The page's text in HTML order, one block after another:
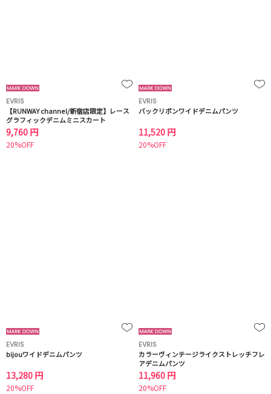
EVRIS
【RUNWAY channel/新宿店限定】レース
グラフィックデニムミニスカート
9,760 円
20%OFF
EVRIS
バックリボンワイドデニムパンツ
11,520 円
20%OFF
EVRIS
bijouワイドデニムパンツ
13,280 円
20%OFF
EVRIS
カラーヴィンテージライクストレッチフレ
アデニムパンツ
11,960 円
20%OFF